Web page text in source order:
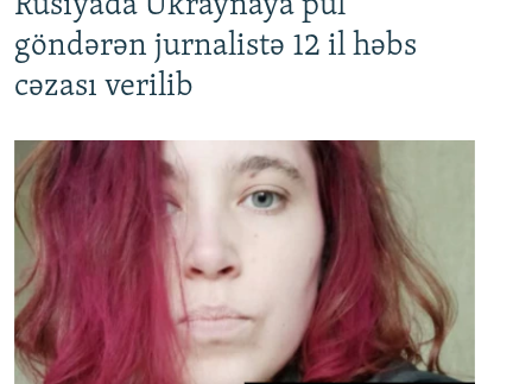
Rusiyada Ukraynaya pul
göndərən jurnalistə 12 il həbs
cəzası verilib